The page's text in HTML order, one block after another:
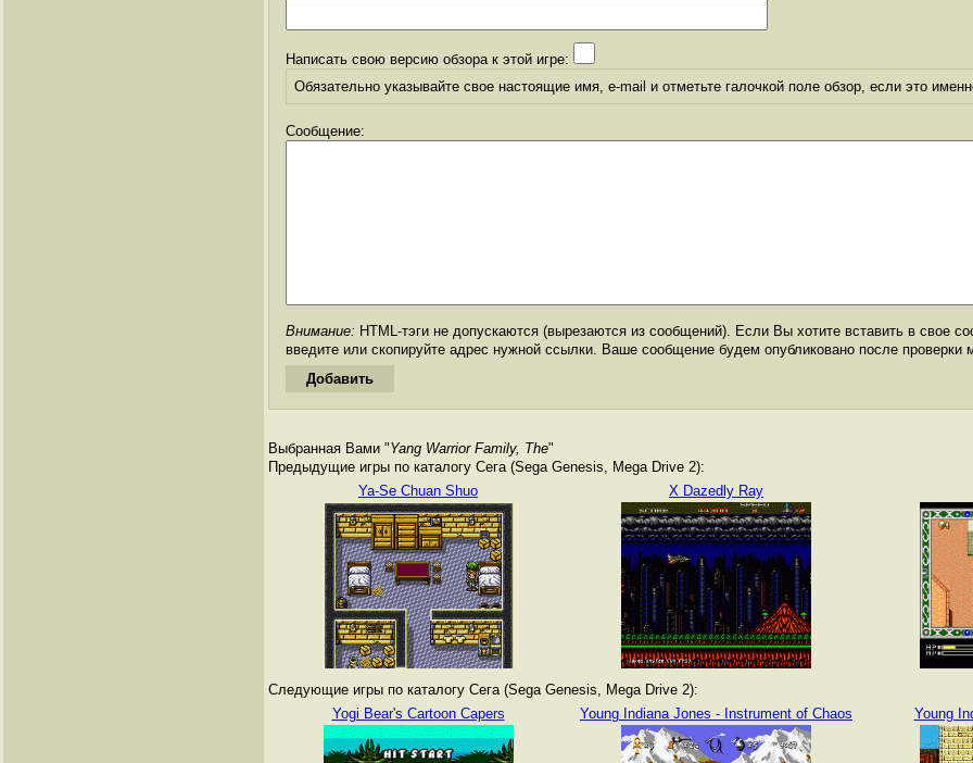
Написать свою версию обзора к этой игре:
Обязательно указывайте свое настоящие имя, e-mail и отметьте галочкой поле обзор, если это
Сообщение:
Внимание: HTML-тэги не допускаются (вырезаются из сообщений). Если Вы хотите вставить в свое
введите или скопируйте адрес нужной ссылки. Ваше сообщение будем опубликовано после проверки
Выбранная Вами "Yang Warrior Family, The"
Предыдущие игры по каталогу Сега (Sega Genesis, Mega Drive 2):
Ya-Se Chuan Shuo
X Dazedly Ray
Следующие игры по каталогу Сега (Sega Genesis, Mega Drive 2):
Yogi Bear's Cartoon Capers
Young Indiana Jones - Instrument of Chaos Young